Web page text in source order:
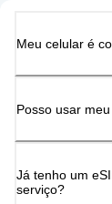
Meu celular é
Posso usar
Já tenho um
serviço?